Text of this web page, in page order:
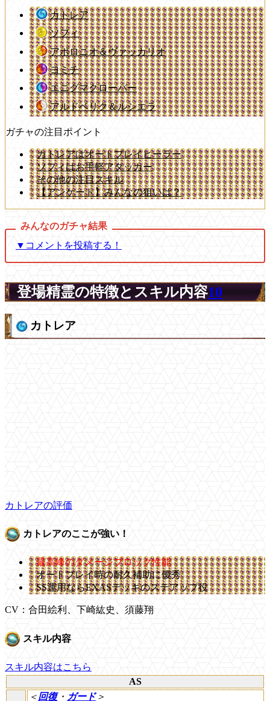
カトレア
ソフィ
アポロニオ＆ヴァッカリオ
ヨミチ
エニグマクローバー
アルドベリク＆ルシエラ
ガチャの注目ポイント
カトレアはオートプレイヒーラー
ソフィはお手軽アタッカー
その他の注目スキル
【アンケート】みんなの狙いは？
▼コメントを投稿する！
登場精霊の特徴とスキル内容10
カトレア
カトレアの評価
カトレアのここが強い！
最高峰のダメージブロック性能
オートプレイ時の耐久補助に優秀
SS運用ならEXASデッキのステアップ役
CV：合田絵利、下崎紘史、須藤翔
スキル内容
スキル内容はこちら
AS
＜回復・ ガード＞